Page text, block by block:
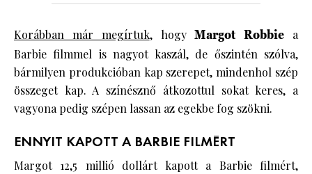
Korábban már megírtuk, hogyMargot Robbie a
Barbie filmmel is nagyot kaszál, de őszintén szólva,
bármilyen produkcióban kap szerepet, mindenhol szép
összeget kap. A színésznő átkozottul sokat keres, a
vagyona pedig szépen lassan az egekbe fog szökni.
ENNYIT KAPOTT A BARBIE FILMÉRT
Margot 12,5 millió dollárt kapott a Barbie filmért,